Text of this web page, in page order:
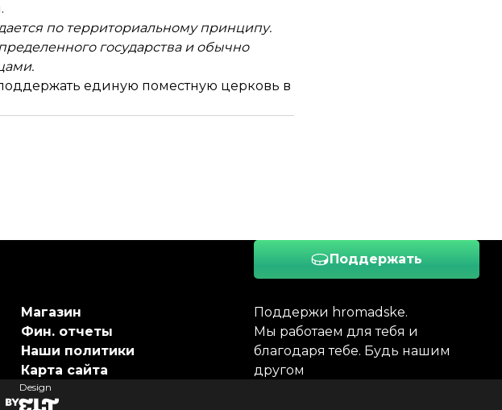
по территориальному принципу.
государства и обычно
единую поместную церковь в
Поддержать
Поддержи hromadske.
Мы работаем для тебя и
благодаря тебе. Будь нашим
другом
Магазин
Фин. отчеты
Наши политики
Карта сайта
Design
elt